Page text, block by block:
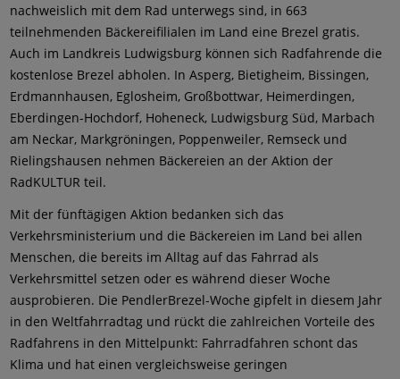
nachweislich mit dem Rad unterwegs sind, in 663
teilnehmenden Bäckereifilialen im Land eine Brezel gratis.
Auch im Landkreis Ludwigsburg können sich Radfahrende die
kostenlose Brezel abholen. In Asperg, Bietigheim, Bissingen,
Erdmannhausen, Eglosheim, Großbottwar, Heimerdingen,
Eberdingen-Hochdorf, Hoheneck, Ludwigsburg Süd, Marbach
am Neckar, Markgröningen, Poppenweiler, Remseck und
Rielingshausen nehmen Bäckereien an der Aktion der
RadKULTUR teil.
Mit der fünftägigen Aktion bedanken sich das
Verkehrsministerium und die Bäckereien im Land bei allen
Menschen, die bereits im Alltag auf das Fahrrad als
Verkehrsmittel setzen oder es während dieser Woche
ausprobieren. Die PendlerBrezel-Woche gipfelt in diesem Jahr
in den Weltfahrradtag und rückt die zahlreichen Vorteile des
Radfahrens in den Mittelpunkt: Fahrradfahren schont das
Klima und hat einen vergleichsweise geringen